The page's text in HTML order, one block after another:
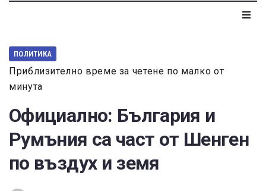
ПОЛИТИКА
Приблизително време за четене по малко от
минута
Официално: България и
Румъния са част от Шенген
по въздух и земя